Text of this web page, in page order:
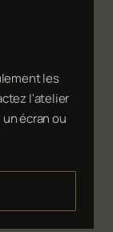
les
l'atelier
écran ou